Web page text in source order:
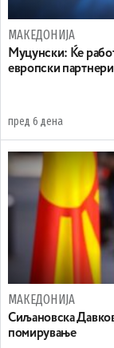
МАКЕДОНИЈА
Муцунски: Ќе
европски
пред 6 дена
МАКЕДОНИЈА
Сиљановска
помирување